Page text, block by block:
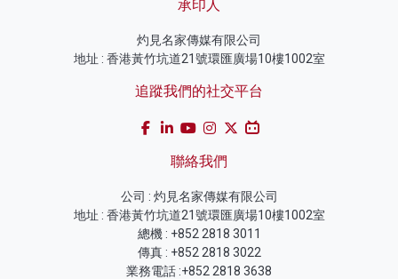
承印人
灼見名家傳媒有限公司
地址 : 香港黃竹坑道21號環匯廣場10樓1002室
追蹤我們的社交平台
聯絡我們
公司 : 灼見名家傳媒有限公司
地址 : 香港黃竹坑道21號環匯廣場10樓1002室
總機 : +852 2818 3011
傳真 : +852 2818 3022
業務電話 :+852 2818 3638